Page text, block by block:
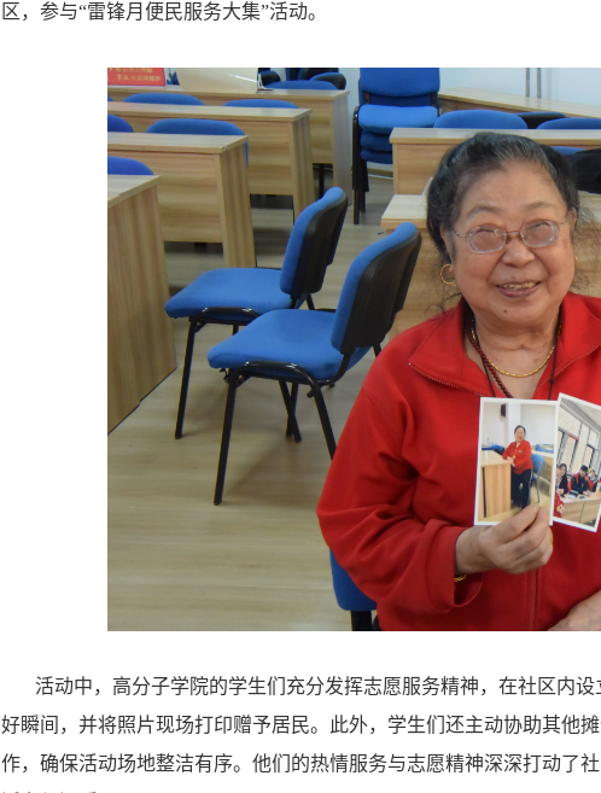
区，参与“雷锋月便民服务大集”活动。
活动中，高分子学院的学生们充分发挥志愿服务精神，在社区内
好瞬间，并将照片现场打印赠予居民。此外，学生们还主动协助其他
作，确保活动场地整洁有序。他们的热情服务与志愿精神深深打动了